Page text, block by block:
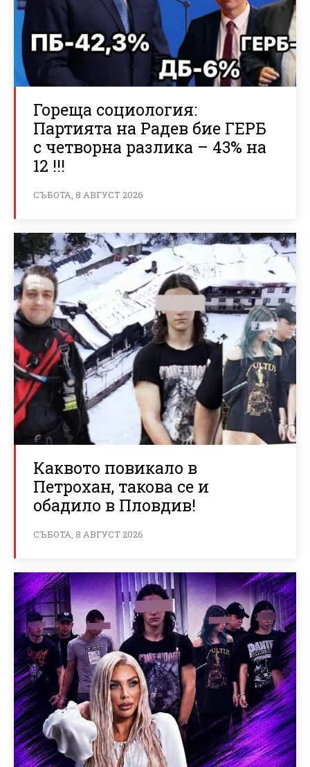
Гореща социология:
Партията на Радев бие ГЕРБ
с четворна разлика – 43% на
12 !!!
СЪБОТА, 8 АВГУСТ 2026
Каквото повикало в
Петрохан, такова се и
обадило в Пловдив!
СЪБОТА, 8 АВГУСТ 2026